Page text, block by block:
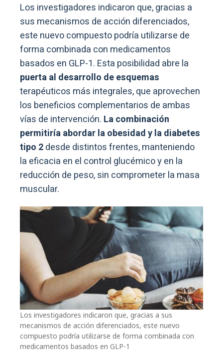
Los investigadores indicaron que, gracias a
sus mecanismos de acción diferenciados,
este nuevo compuesto podría utilizarse de
forma combinada con medicamentos
basados en GLP-1. Esta posibilidad abre la
puerta al desarrollo de esquemas
terapéuticos más integrales, que aprovechen
los beneficios complementarios de ambas
vías de intervención. La combinación
permitiría abordar la obesidad y la diabetes
tipo 2desde distintos frentes, manteniendo
la eficacia en el control glucémico y en la
reducción de peso, sin comprometer la masa
muscular.
Los investigadores indicaron que, gracias a sus
mecanismos de acción diferenciados, este nuevo
compuesto podría utilizarse de forma combinada con
medicamentos basados en GLP-1